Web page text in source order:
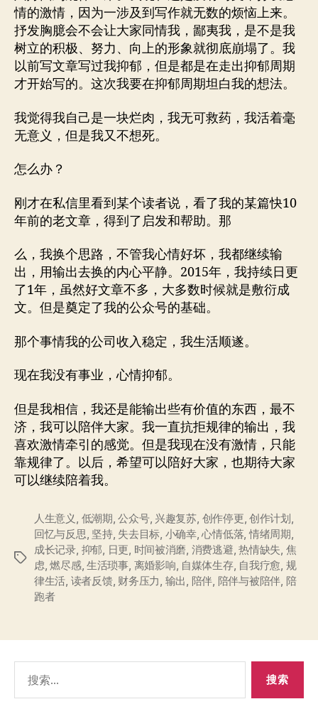
情的激情，因为一涉及到写作就无数的烦恼上来。
抒发胸臆会不会让大家同情我，鄙夷我，是不是我
树立的积极、努力、向上的形象就彻底崩塌了。我
以前写文章写过我抑郁，但是都是在走出抑郁周期
才开始写的。这次我要在抑郁周期坦白我的想法。
我觉得我自己是一块烂肉，我无可救药，我活着毫
无意义，但是我又不想死。
怎么办？
刚才在私信里看到某个读者说，看了我的某篇快10
年前的老文章，得到了启发和帮助。那
么，我换个思路，不管我心情好坏，我都继续输
出，用输出去换的内心平静。2015年，我持续日更
了1年，虽然好文章不多，大多数时候就是敷衍成
文。但是奠定了我的公众号的基础。
那个事情我的公司收入稳定，我生活顺遂。
现在我没有事业，心情抑郁。
但是我相信，我还是能输出些有价值的东西，最不
济，我可以陪伴大家。我一直抗拒规律的输出，我
喜欢激情牵引的感觉。但是我现在没有激情，只能
靠规律了。以后，希望可以陪好大家，也期待大家
可以继续陪着我。
标
人生意义 , 低潮期,公众号, 兴趣复苏, 创作停更, 创作计划,
回忆与反思, 坚持, 失去目标, 小确幸,心情低落,情绪周期,
成长记录, 抑郁, 日更, 时间被消磨, 消费逃避,热情缺失, 焦
虑,燃尽感, 生活琐事, 离婚影响, 自媒体生存, 自我疗愈, 规
律生活, 读者反馈, 财务压力, 输出, 陪伴, 陪伴与被陪伴, 陪
跑者
索：